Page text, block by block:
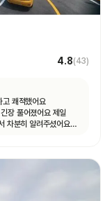
4.8(43)
고 쾌적했어요
장 풀어졌어요 제일
차분히 알려주셨어요